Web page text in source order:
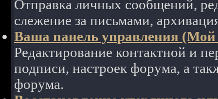
Отправка личных сообщений,
слежение за письмами,
Ваша панель управления
Редактирование контактной и
подписи, настроек форума, а
форума.